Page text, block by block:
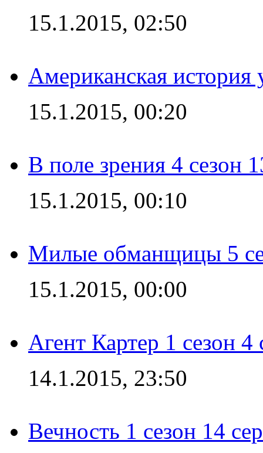
15.1.2015, 02:50
Американская история
15.1.2015, 00:20
В поле зрения 4 сезон
15.1.2015, 00:10
Милые обманщицы 5
15.1.2015, 00:00
Агент Картер 1 сезон 4
14.1.2015, 23:50
Вечность 1 сезон 14